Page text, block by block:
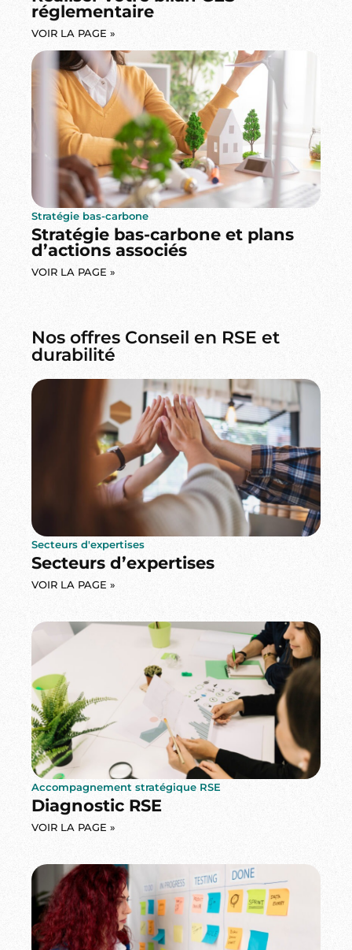
réglementaire
VOIR LA PAGE »
Stratégie bas-carbone
Stratégie bas-carbone et plans
d’actions associés
VOIR LA PAGE »
Nos offres Conseil en RSE et
durabilité
Secteurs d'expertises
Secteurs d’expertises
VOIR LA PAGE »
Accompagnement stratégique RSE
Diagnostic RSE
VOIR LA PAGE »